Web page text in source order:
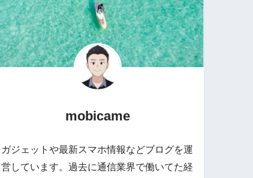
mobicame
ガジェットや最新スマホ情報などブログを運
営しています。過去に通信業界で働いてた経